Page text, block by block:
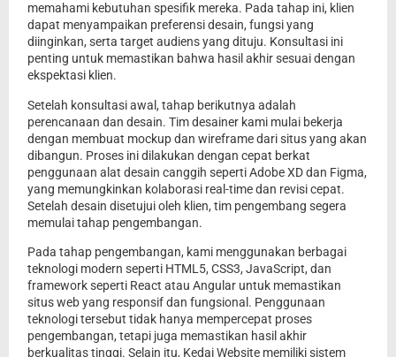
memahami kebutuhan spesifik mereka. Pada tahap ini, klien
dapat menyampaikan preferensi desain, fungsi yang
diinginkan, serta target audiens yang dituju. Konsultasi ini
penting untuk memastikan bahwa hasil akhir sesuai dengan
ekspektasi klien.
Setelah konsultasi awal, tahap berikutnya adalah
perencanaan dan desain. Tim desainer kami mulai bekerja
dengan membuat mockup dan wireframe dari situs yang akan
dibangun. Proses ini dilakukan dengan cepat berkat
penggunaan alat desain canggih seperti Adobe XD dan Figma,
yang memungkinkan kolaborasi real-time dan revisi cepat.
Setelah desain disetujui oleh klien, tim pengembang segera
memulai tahap pengembangan.
Pada tahap pengembangan, kami menggunakan berbagai
teknologi modern seperti HTML5, CSS3, JavaScript, dan
framework seperti React atau Angular untuk memastikan
situs web yang responsif dan fungsional. Penggunaan
teknologi tersebut tidak hanya mempercepat proses
pengembangan, tetapi juga memastikan hasil akhir
berkualitas tinggi. Selain itu, Kedai Website memiliki sistem